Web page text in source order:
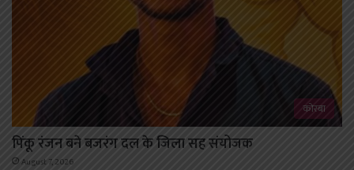
कोरबा
पिंकू रंजन बने बजरंग दल के जिला सह संयोजक
August 7, 2026